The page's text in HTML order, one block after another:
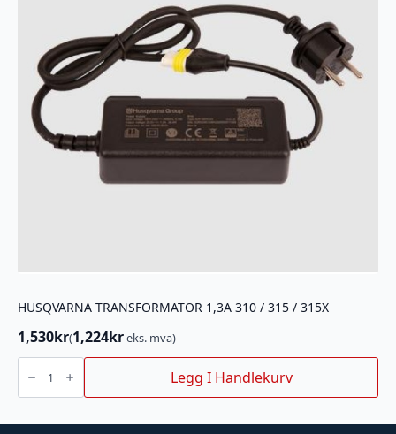
HUSQVARNA TRANSFORMATOR 1,3A 310 / 315 / 315X
1,530kr(1,224kreks. mva)
HUSQVARNA
TRANSFORMATOR
1,3A
310
/
Legg I Handlekurv